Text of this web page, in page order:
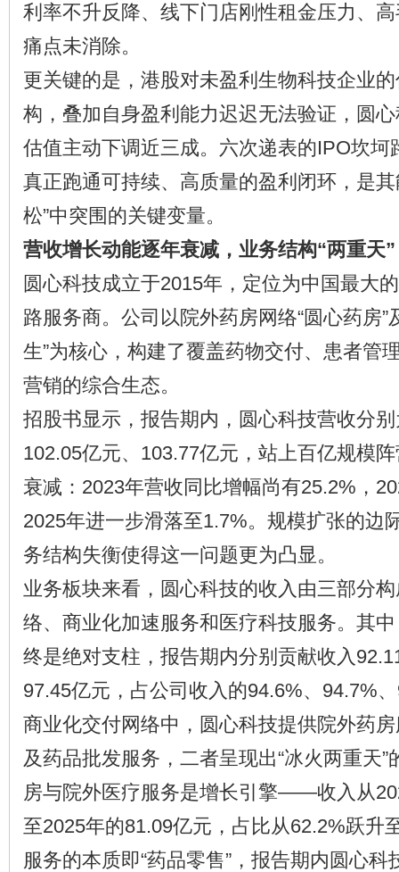
利率不升反降、线下门店刚性租金压力、
痛点未消除。
更关键的是，港股对未盈利生物科技企业
构，叠加自身盈利能力迟迟无法验证，圆
估值主动下调近三成。六次递表的IPO坎坷
真正跑通可持续、高质量的盈利闭环，是
松”中突围的关键变量。
营收增长动能逐年衰减，业务结构“两重天”
圆心科技成立于2015年，定位为中国最大
路服务商。公司以院外药房网络“圆心药房”
生”为核心，构建了覆盖药物交付、患者管
营销的综合生态。
招股书显示，报告期内，圆心科技营收分
102.05亿元、103.77亿元，站上百亿规模
衰减：2023年营收同比增幅尚有25.2%，
2025年进一步滑落至1.7%。规模扩张的边
务结构失衡使得这一问题更为凸显。
业务板块来看，圆心科技的收入由三部分
络、商业化加速服务和医疗科技服务。其
终是绝对支柱，报告期内分别贡献收入
97.45亿元，占公司收入的94.6%、94.7%
商业化交付网络中，圆心科技提供院外药
及药品批发服务，二者呈现出“冰火两重天
房与院外医疗服务是增长引擎——收入从
至2025年的81.09亿元，占比从62.2%跃升
服务的本质即“药品零售”，报告期内圆心科